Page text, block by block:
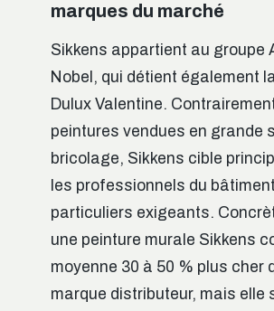
marques du marché
Sikkens appartient au groupe
Nobel, qui détient également
Dulux Valentine.
peintures vendues en grande
bricolage, Sikkens cible
les professionnels du
particuliers exigeants.
une peinture murale Sikkens
moyenne 30 à 50 % plus cher
marque distributeur, mais elle